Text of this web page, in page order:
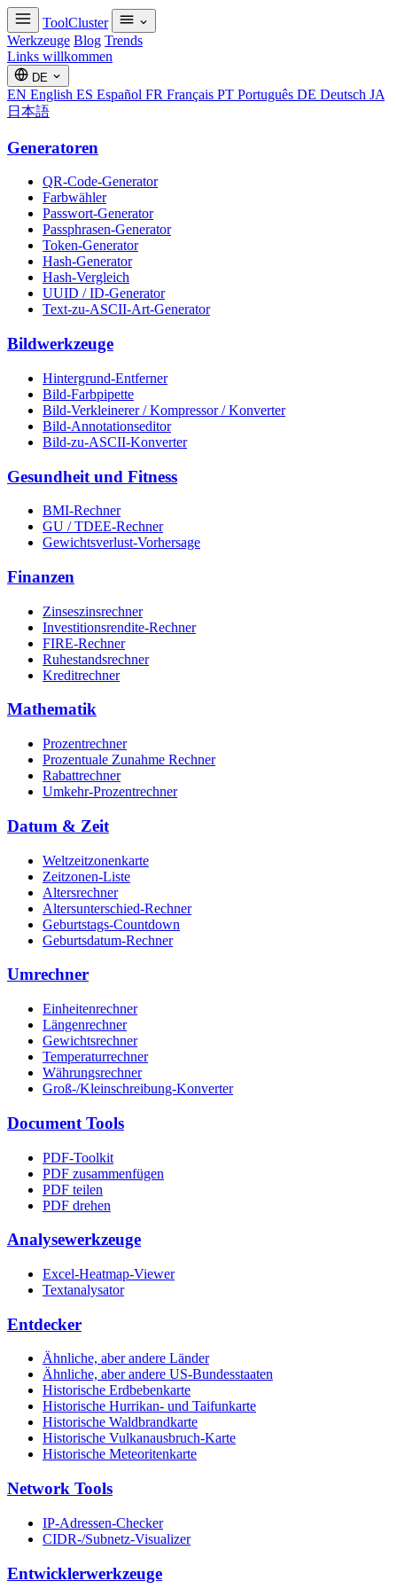
ToolCluster
Werkzeuge Blog Trends
Links willkommen
DE
EN English ES Español FR Français PT Português DE Deutsch JA
日本語
Generatoren
QR-Code-Generator
Farbwähler
Passwort-Generator
Passphrasen-Generator
Token-Generator
Hash-Generator
Hash-Vergleich
UUID / ID-Generator
Text-zu-ASCII-Art-Generator
Bildwerkzeuge
Hintergrund-Entferner
Bild-Farbpipette
Bild-Verkleinerer / Kompressor / Konverter
Bild-Annotationseditor
Bild-zu-ASCII-Konverter
Gesundheit und Fitness
BMI-Rechner
GU / TDEE-Rechner
Gewichtsverlust-Vorhersage
Finanzen
Zinseszinsrechner
Investitionsrendite-Rechner
FIRE-Rechner
Ruhestandsrechner
Kreditrechner
Mathematik
Prozentrechner
Prozentuale Zunahme Rechner
Rabattrechner
Umkehr-Prozentrechner
Datum & Zeit
Weltzeitzonenkarte
Zeitzonen-Liste
Altersrechner
Altersunterschied-Rechner
Geburtstags-Countdown
Geburtsdatum-Rechner
Umrechner
Einheitenrechner
Längenrechner
Gewichtsrechner
Temperaturrechner
Währungsrechner
Groß-/Kleinschreibung-Konverter
Document Tools
PDF-Toolkit
PDF zusammenfügen
PDF teilen
PDF drehen
Analysewerkzeuge
Excel-Heatmap-Viewer
Textanalysator
Entdecker
Ähnliche, aber andere Länder
Ähnliche, aber andere US-Bundesstaaten
Historische Erdbebenkarte
Historische Hurrikan- und Taifunkarte
Historische Waldbrandkarte
Historische Vulkanausbruch-Karte
Historische Meteoritenkarte
Network Tools
IP-Adressen-Checker
CIDR-/Subnetz-Visualizer
Entwicklerwerkzeuge